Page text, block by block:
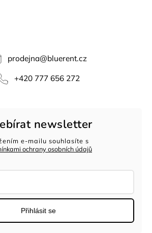
prodejna@bluerent.cz
+420 777 656 272
newsletter
e-mailu souhlasíte s
ochrany osobních údajů
Přihlásit se